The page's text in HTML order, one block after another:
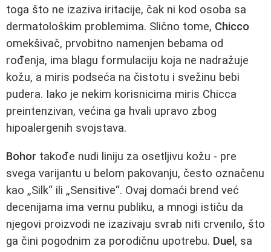
toga što ne izaziva iritacije, čak ni kod osoba sa
dermatološkim problemima. Slično tome, Chicco
omekšivač, prvobitno namenjen bebama od
rođenja, ima blagu formulaciju koja ne nadražuje
kožu, a miris podseća na čistotu i svežinu bebi
pudera. Iako je nekim korisnicima miris Chicca
preintenzivan, većina ga hvali upravo zbog
hipoalergenih svojstava.
Bohor takođe nudi liniju za osetljivu kožu - pre
svega varijantu u belom pakovanju, često označenu
kao „Silk“ ili „Sensitive“. Ovaj domaći brend već
decenijama ima vernu publiku, a mnogi ističu da
njegovi proizvodi ne izazivaju svrab niti crvenilo, što
ga čini pogodnim za porodičnu upotrebu. Duel, sa